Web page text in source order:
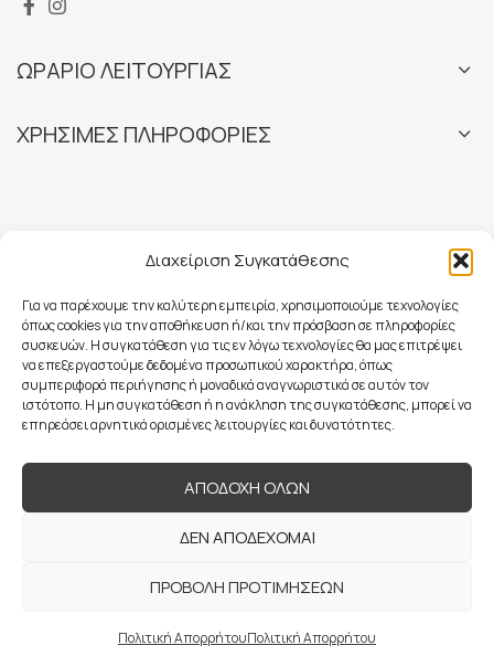
Διαχείριση Συγκατάθεσης
Για να παρέχουμε την καλύτερη εμπειρία, χρησιμοποιούμε τεχνολογίες
όπως cookies για την αποθήκευση ή/και την πρόσβαση σε πληροφορίες
συσκευών. Η συγκατάθεση για τις εν λόγω τεχνολογίες θα μας επιτρέψει
να επεξεργαστούμε δεδομένα προσωπικού χαρακτήρα, όπως
συμπεριφορά περιήγησης ή μοναδικά αναγνωριστικά σε αυτόν τον
ιστότοπο. Η μη συγκατάθεση ή η ανάκληση της συγκατάθεσης, μπορεί να
επηρεάσει αρνητικά ορισμένες λειτουργίες και δυνατότητες.
ΑΠΟΔΟΧΗ ΟΛΩΝ
ΔΕΝ ΑΠΟΔΕΧΟΜΑΙ
ΠΡΟΒΟΛΗ ΠΡΟΤΙΜΗΣΕΩΝ
Πολιτική ΑπορρήτουΠολιτική Απορρήτου
ΩΡΑΡΙΟ ΛΕΙΤΟΥΡΓΙΑΣ
ΧΡΗΣΙΜΕΣ ΠΛΗΡΟΦΟΡΙΕΣ
Powered by